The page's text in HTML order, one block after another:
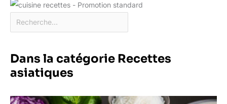
Dans la catégorie Recettes
asiatiques